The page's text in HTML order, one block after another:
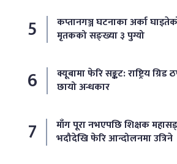
कप्तानगञ्ज घटनाका अर्का
मृतकको सङ्ख्या ३ पुग्यो
क्यूबामा फेरि सङ्कट: राष्ट्रिय
छायो अन्धकार
माँग पूरा नभएपछि शिक्षक
भदौदेखि फेरि आन्दोलनमा उत्रिने